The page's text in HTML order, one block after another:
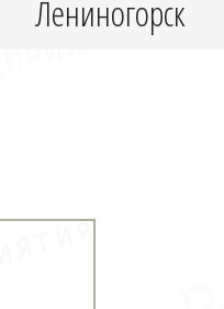
Лениногорск